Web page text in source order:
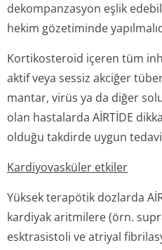
dekompanzasyon eşlik
hekim gözetiminde
Kortikosteroid içeren tüm
aktif veya sessiz akciğer
mantar, virüs ya da diğer
olan hastalarda AİRTİDE
olduğu takdirde uygun tedavi
Kardiyovasküler etkiler
Yüksek terapötik dozlarda
kardiyak aritmilere (örn.
esktrasistoli ve atriyal